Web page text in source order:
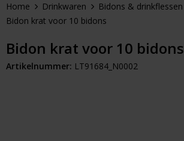
Drinkwaren
Tassen & Reizen
Alle promosnoepje
Zomer
Kerst
Thule
Alle merken
Home Drinkwaren Bidons & drinkflessen
Bidon krat voor 10 bidons
Bidon krat voor 10 bidons
Artikelnummer: LT91684_N0002